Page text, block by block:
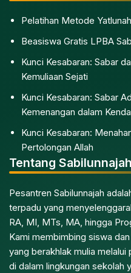
Pelatihan Metode
Beasiswa Gratis LPBA
Kunci Kesabaran: Sabar
Kemuliaan Sejati
Kunci Kesabaran: Sabar
Kemenangan dalam
Kunci Kesabaran:
Pertolongan Allah
Tentang Sabilunnajah
Pesantren Sabilunnajah
terpadu yang
RA, MI, MTs, MA, hingga
Kami membimbing siswa
yang berakhlak mulia melalui
di dalam lingkungan sekolah